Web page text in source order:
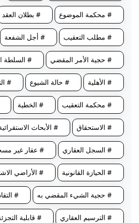
# محكمة الموضوع # بطلان العقد
# مطلب التعقيب # أجل الشفعة
# حجية الأمر المقضي # السلطة
# الأهلية # حالة الشيوع #
# محكمة التعقيب # الخطية
# الاستحقاق # الأبحاث
# السجل العقاري # عقار غير
# الحيازة القانونية # الأراضي
# حجية الشيء المقضي به #
# الترسيم العقاري # قابلية